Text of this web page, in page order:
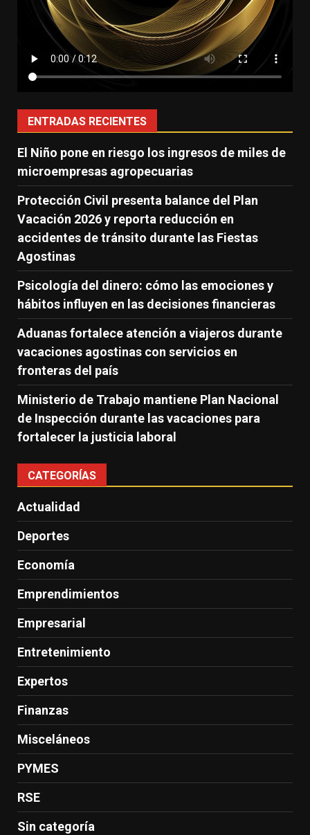
ENTRADAS RECIENTES
El Niño pone en riesgo los ingresos de miles de
microempresas agropecuarias
Protección Civil presenta balance del Plan
Vacación 2026 y reporta reducción en
accidentes de tránsito durante las Fiestas
Agostinas
Psicología del dinero: cómo las emociones y
hábitos influyen en las decisiones financieras
Aduanas fortalece atención a viajeros durante
vacaciones agostinas con servicios en
fronteras del país
Ministerio de Trabajo mantiene Plan Nacional
de Inspección durante las vacaciones para
fortalecer la justicia laboral
CATEGORÍAS
Actualidad
Deportes
Economía
Emprendimientos
Empresarial
Entretenimiento
Expertos
Finanzas
Misceláneos
PYMES
RSE
Sin categoría